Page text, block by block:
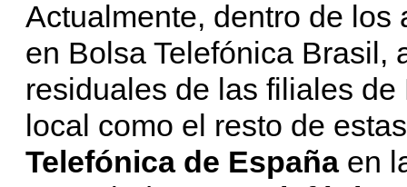
Actualmente, dentro de
en Bolsa Telefónica Brasil,
residuales de las filiales
local como el resto de
Telefónica de Españaen